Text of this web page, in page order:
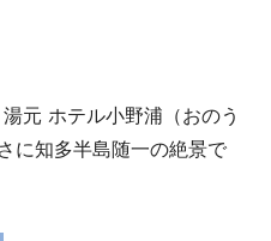
元 ホテル小野浦（おのう
に知多半島随一の絶景で